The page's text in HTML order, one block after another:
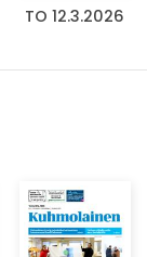
TO 12.3.2026